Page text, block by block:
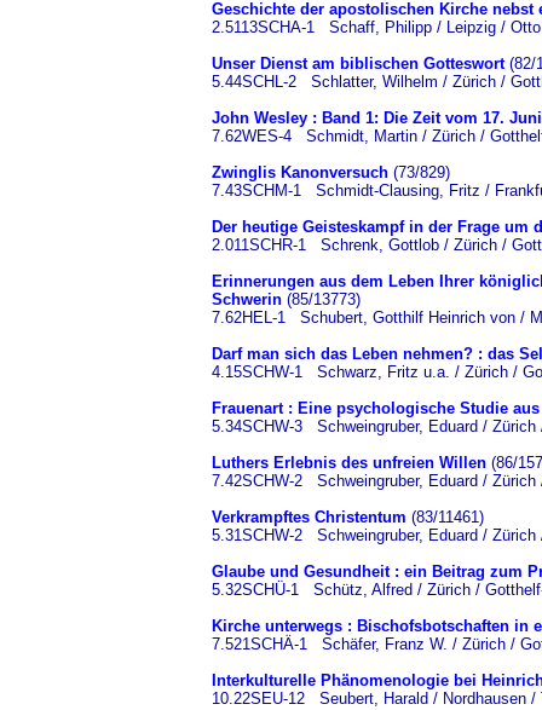
Geschichte der apostolischen Kirche
2.5113SCHA-1 Schaff, Philipp / Leipzig /
Unser Dienst am biblischen Gotteswort(82/
5.44SCHL-2 Schlatter, Wilhelm / Zürich /
John Wesley : Band 1: Die Zeit vom 17.
7.62WES-4 Schmidt, Martin / Zürich /
Zwinglis Kanonversuch (73/829)
7.43SCHM-1 Schmidt-Clausing, Fritz /
Der heutige Geisteskampf in der Frage um
2.011SCHR-1 Schrenk, Gottlob / Zürich /
Erinnerungen aus dem Leben Ihrer
Schwerin (85/13773)
7.62HEL-1 Schubert, Gotthilf Heinrich von /
Darf man sich das Leben nehmen? : das
4.15SCHW-1 Schwarz, Fritz u.a. / Zürich /
Frauenart : Eine psychologische Studie
5.34SCHW-3 Schweingruber, Eduard / Zürich
Luthers Erlebnis des unfreien Willen (86/
7.42SCHW-2 Schweingruber, Eduard / Zürich
Verkrampftes Christentum (83/11461)
5.31SCHW-2 Schweingruber, Eduard / Zürich
Glaube und Gesundheit : ein Beitrag zum
5.32SCHÜ-1 Schütz, Alfred / Zürich /
Kirche unterwegs : Bischofsbotschaften in
7.521SCHÄ-1 Schäfer, Franz W. / Zürich /
Interkulturelle Phänomenologie bei
10.22SEU-12 Seubert, Harald / Nordhausen /